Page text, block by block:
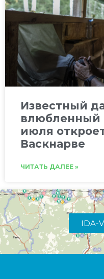
Известный
влюбленный
июля
Васкнарве
ЧИТАТЬ ДАЛЕЕ »
IDA-